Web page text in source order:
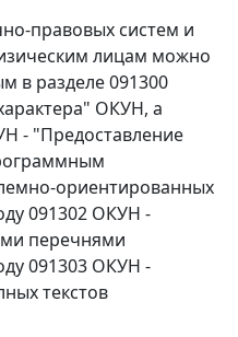
правовых систем и
лицам можно
в разделе 091300
ОКУН, а
- "Предоставление
ориентированных
091302 ОКУН -
перечнями
091303 ОКУН -
текстов